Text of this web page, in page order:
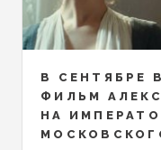
В СЕНТЯБРЕ
ФИЛЬМ
НА